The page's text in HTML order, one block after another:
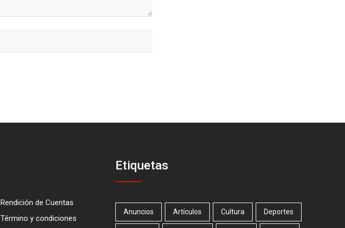
Rendición de Cuentas
Término y condiciones
Etiquetas
Anuncios Artículos Cultura Deportes